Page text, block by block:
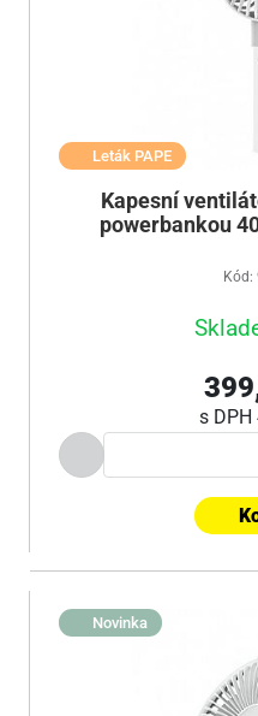
Leták PAPE
Kapesní
powerbankou
Kód:
s DPH
Novinka